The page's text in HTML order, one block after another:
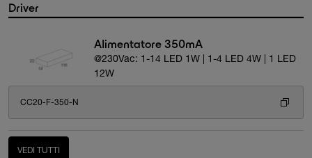
Driver
Alimentatore 350mA
@230Vac: 1-14 LED 1W | 1-4 LED 4W | 1 LED
12W
CC20-F-350-N
VEDI TUTTI